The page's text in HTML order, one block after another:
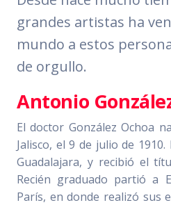
grandes artistas ha
mundo a estos
de orgullo.
Antonio
El doctor González Ochoa
Jalisco, el 9 de julio de
Guadalajara, y recibió el
Recién graduado partió a
París, en donde realizó sus